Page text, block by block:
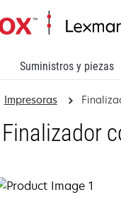
Suministros y piezas
Impresoras
Finalizador